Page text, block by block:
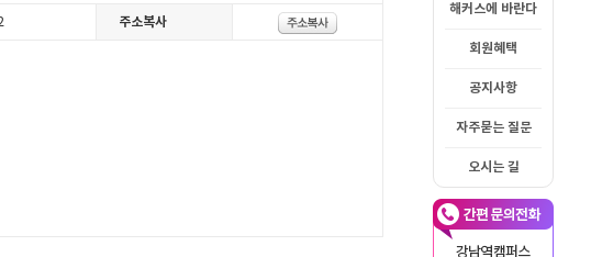
해커스에 바란다
회원혜택
공지사항
자주묻는 질문
오시는 길